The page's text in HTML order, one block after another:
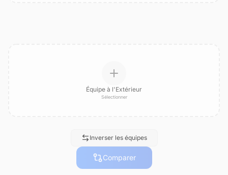
Équipe à l'Extérieur
Sélectionner
Inverser les équipes
Comparer